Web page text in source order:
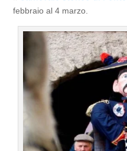
febbraio al 4 marzo.